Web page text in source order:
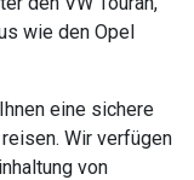
wie den Opel
eine sichere
Wir verfügen
von